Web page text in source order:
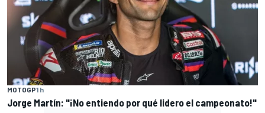
MOTOGP1 h
Jorge Martín: "¡No entiendo por qué lidero el campeonato!"